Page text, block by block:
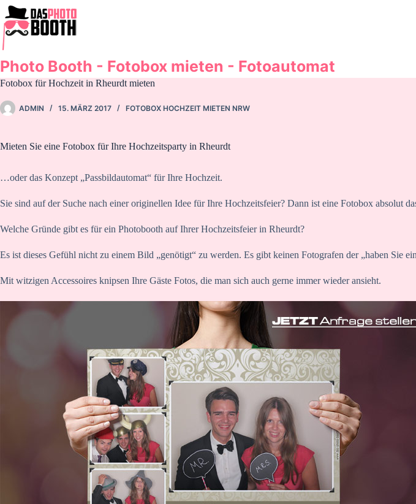
Zum
Inhalt
springen
Photo Booth - Fotobox mieten - Fotoautomat
Fotobox für Hochzeit in Rheurdt mieten
ADMIN 15. MÄRZ 2017 FOTOBOX HOCHZEIT MIETEN NRW
Mieten Sie eine Fotobox für Ihre Hochzeitsparty in Rheurdt
…oder das Konzept „Passbildautomat“ für Ihre Hochzeit.
Sie sind auf der Suche nach einer originellen Idee für Ihre Hochzeitsfeier? Dann ist eine Fotobox absolut
Welche Gründe gibt es für ein Photobooth auf Ihrer Hochzeitsfeier in Rheurdt?
Es ist dieses Gefühl nicht zu einem Bild „genötigt“ zu werden. Es gibt keinen Fotografen der „haben Sie
Mit witzigen Accessoires knipsen Ihre Gäste Fotos, die man sich auch gerne immer wieder ansieht.